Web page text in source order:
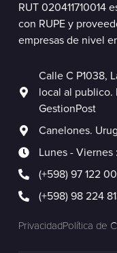
RUT 020411710014
con RUPE y
empresas de nivel
Calle C P1038,
local al publico.
GestionPost
Canelones.
Lunes - Viernes
(+598) 97 122
(+598) 98 224
PrivacidadPolítica de